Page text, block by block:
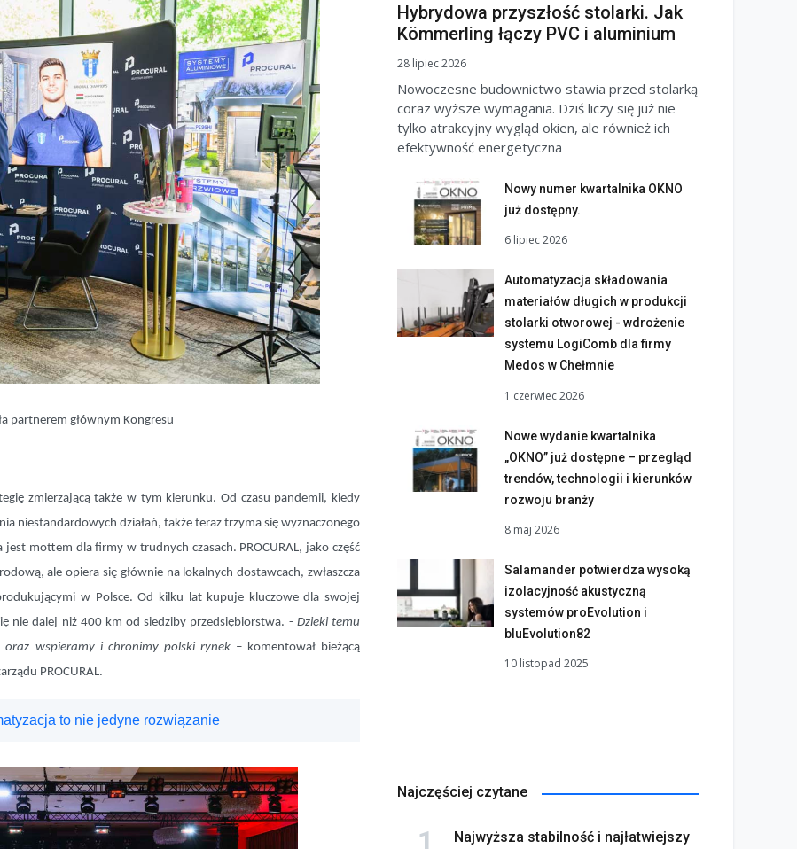
partnerem głównym Kongresu
zmierzającą także w tym kierunku. Od czasu pandemii, kiedy
niestandardowych działań, także teraz trzyma się wyznaczonego
jest mottem dla firmy w trudnych czasach. PROCURAL, jako część
ale opiera się głównie na lokalnych dostawcach, zwłaszcza
w Polsce. Od kilku lat kupuje kluczowe dla swojej
nie dalej niż 400 km od siedziby przedsiębiorstwa. - Dzięki temu
wspieramy i chronimy polski rynek – komentował bieżącą
PROCURAL.
to nie jedyne rozwiązanie
Hybrydowa przyszłość stolarki. Jak
Kömmerling łączy PVC i aluminium
28 lipiec 2026
Nowoczesne budownictwo stawia przed stolarką
coraz wyższe wymagania. Dziś liczy się już nie
tylko atrakcyjny wygląd okien, ale również ich
efektywność energetyczna
Nowy numer kwartalnika OKNO
już dostępny.
6 lipiec 2026
Automatyzacja składowania
materiałów długich w produkcji
stolarki otworowej - wdrożenie
systemu LogiComb dla firmy
Medos w Chełmnie
1 czerwiec 2026
Nowe wydanie kwartalnika
„OKNO” już dostępne – przegląd
trendów, technologii i kierunków
rozwoju branży
8 maj 2026
Salamander potwierdza wysoką
izolacyjność akustyczną
systemów proEvolution i
bluEvolution82
10 listopad 2025
Najczęściej czytane
Najwyższa stabilność i najłatwiejszy